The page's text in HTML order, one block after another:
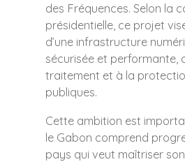
des Fréquences. Selon la
présidentielle, ce projet
d’une infrastructure
sécurisée et performante,
traitement et à la
publiques.
Cette ambition est
le Gabon comprend
pays qui veut maîtriser